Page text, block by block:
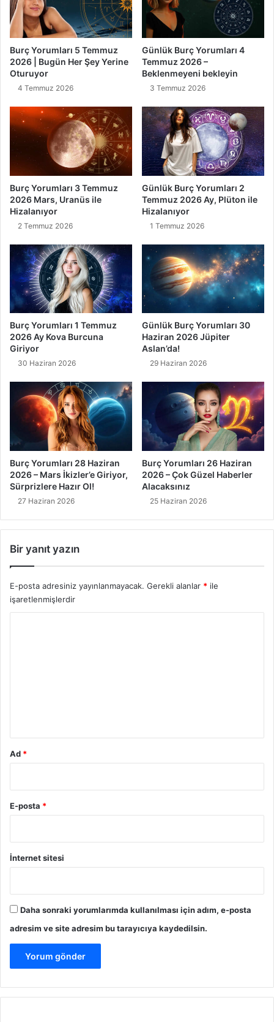
Burç Yorumları 5 Temmuz
2026 | Bugün Her Şey Yerine
Oturuyor
4 Temmuz 2026
Günlük Burç Yorumları 4
Temmuz 2026 –
Beklenmeyeni bekleyin
3 Temmuz 2026
Burç Yorumları 3 Temmuz
2026 Mars, Uranüs ile
Hizalanıyor
2 Temmuz 2026
Günlük Burç Yorumları 2
Temmuz 2026 Ay, Plüton ile
Hizalanıyor
1 Temmuz 2026
Burç Yorumları 1 Temmuz
2026 Ay Kova Burcuna
Giriyor
30 Haziran 2026
Günlük Burç Yorumları 30
Haziran 2026 Jüpiter
Aslan’da!
29 Haziran 2026
Burç Yorumları 28 Haziran
2026 – Mars İkizler’e Giriyor,
Sürprizlere Hazır Ol!
27 Haziran 2026
Burç Yorumları 26 Haziran
2026 – Çok Güzel Haberler
Alacaksınız
25 Haziran 2026
Bir yanıt yazın
E-posta adresiniz yayınlanmayacak. Gerekli alanlar * ile
işaretlenmişlerdir
Ad *
E-posta *
İnternet sitesi
Daha sonraki yorumlarımda kullanılması için adım, e-posta
adresim ve site adresim bu tarayıcıya kaydedilsin.